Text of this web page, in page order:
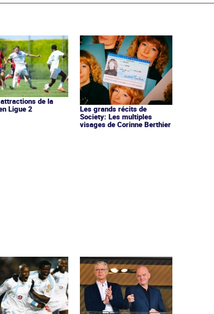
de la
Ligue 2
Les grands récits de
Society: Les multiples
visages de Corinne Berthier